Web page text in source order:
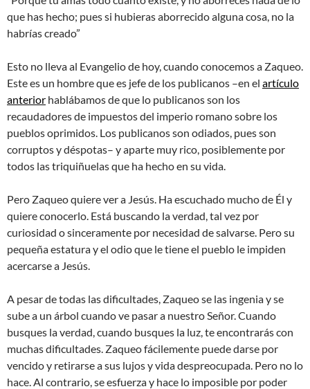
que has hecho; pues si hubieras aborrecido alguna cosa, no la
habrías creado”
Esto no lleva al Evangelio de hoy, cuando conocemos a Zaqueo.
Este es un hombre que es jefe de los publicanos –en el artículo
anterior hablábamos de que lo publicanos son los
recaudadores de impuestos del imperio romano sobre los
pueblos oprimidos. Los publicanos son odiados, pues son
corruptos y déspotas– y aparte muy rico, posiblemente por
todos las triquiñuelas que ha hecho en su vida.
Pero Zaqueo quiere ver a Jesús. Ha escuchado mucho de Él y
quiere conocerlo. Está buscando la verdad, tal vez por
curiosidad o sinceramente por necesidad de salvarse. Pero su
pequeña estatura y el odio que le tiene el pueblo le impiden
acercarse a Jesús.
A pesar de todas las dificultades, Zaqueo se las ingenia y se
sube a un árbol cuando ve pasar a nuestro Señor. Cuando
busques la verdad, cuando busques la luz, te encontrarás con
muchas dificultades. Zaqueo fácilemente puede darse por
vencido y retirarse a sus lujos y vida despreocupada. Pero no lo
hace. Al contrario, se esfuerza y hace lo imposible por poder